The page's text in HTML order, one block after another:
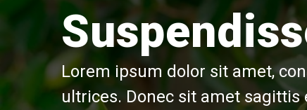
Lorem ipsum dolor sit amet,
ultrices. Donec sit amet